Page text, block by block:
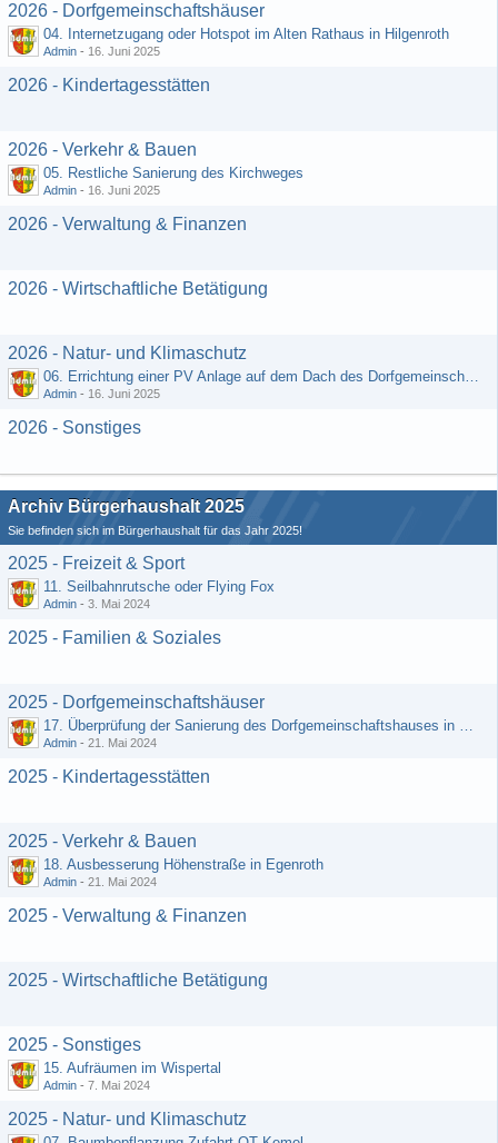
2026 - Dorfgemeinschaftshäuser
04. Internetzugang oder Hotspot im Alten Rathaus in Hilgenroth
Admin - 16. Juni 2025
2026 - Kindertagesstätten
2026 - Verkehr & Bauen
05. Restliche Sanierung des Kirchweges
Admin - 16. Juni 2025
2026 - Verwaltung & Finanzen
2026 - Wirtschaftliche Betätigung
2026 - Natur- und Klimaschutz
06. Errichtung einer PV Anlage auf dem Dach des Dorfgemeinschaftshauses
Admin - 16. Juni 2025
2026 - Sonstiges
Archiv Bürgerhaushalt 2025
Sie befinden sich im Bürgerhaushalt für das Jahr 2025!
2025 - Freizeit & Sport
11. Seilbahnrutsche oder Flying Fox
Admin - 3. Mai 2024
2025 - Familien & Soziales
2025 - Dorfgemeinschaftshäuser
17. Überprüfung der Sanierung des Dorfgemeinschaftshauses in Egenroth
Admin - 21. Mai 2024
2025 - Kindertagesstätten
2025 - Verkehr & Bauen
18. Ausbesserung Höhenstraße in Egenroth
Admin - 21. Mai 2024
2025 - Verwaltung & Finanzen
2025 - Wirtschaftliche Betätigung
2025 - Sonstiges
15. Aufräumen im Wispertal
Admin - 7. Mai 2024
2025 - Natur- und Klimaschutz